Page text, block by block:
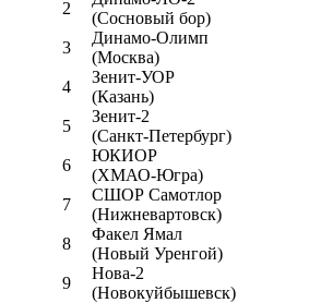
2
(Сосновый бор)
3
Динамо-Олимп
(Москва)
4
Зенит-УОР
(Казань)
5
Зенит-2
(Санкт-Петербург)
6
ЮКИОР
(ХМАО-Югра)
7
СШОР Самотлор
(Нижневартовск)
8
Факел Ямал
(Новый Уренгой)
9
Нова-2
(Новокуйбышевск)